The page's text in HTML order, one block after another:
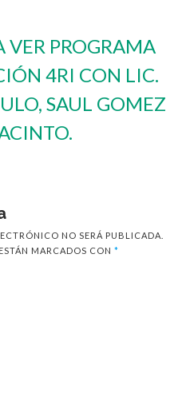
PROGRAMA
4RI CON LIC.
SAUL GOMEZ
NO SERÁ PUBLICADA.
MARCADOS CON *